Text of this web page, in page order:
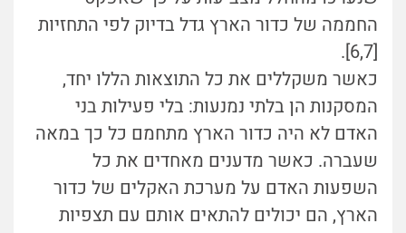
החממה של כדור הארץ גדל בדיוק לפי התחזיות
[6,7].
כאשר משקללים את כל התוצאות הללו יחד,
המסקנות הן בלתי נמנעות: בלי פעילות בני
האדם לא היה כדור הארץ מתחמם כל כך במאה
שעברה. כאשר מדענים מאחדים את כל
השפעות האדם על מערכת האקלים של כדור
הארץ, הם יכולים להתאים אותם עם תצפיות